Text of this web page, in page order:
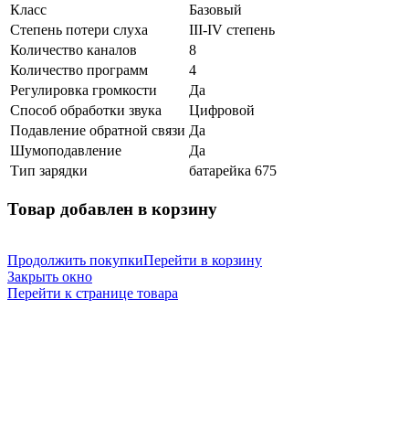
Класс
Базовый
Степень потери слуха
III-IV степень
Количество каналов
8
Количество программ
4
Регулировка громкости
Да
Способ обработки звука
Цифровой
Подавление обратной связи Да
Шумоподавление
Да
Тип зарядки
батарейка 675
Товар добавлен в корзину
Продолжить покупкиПерейти в корзину
Закрыть окно
Перейти к странице товара